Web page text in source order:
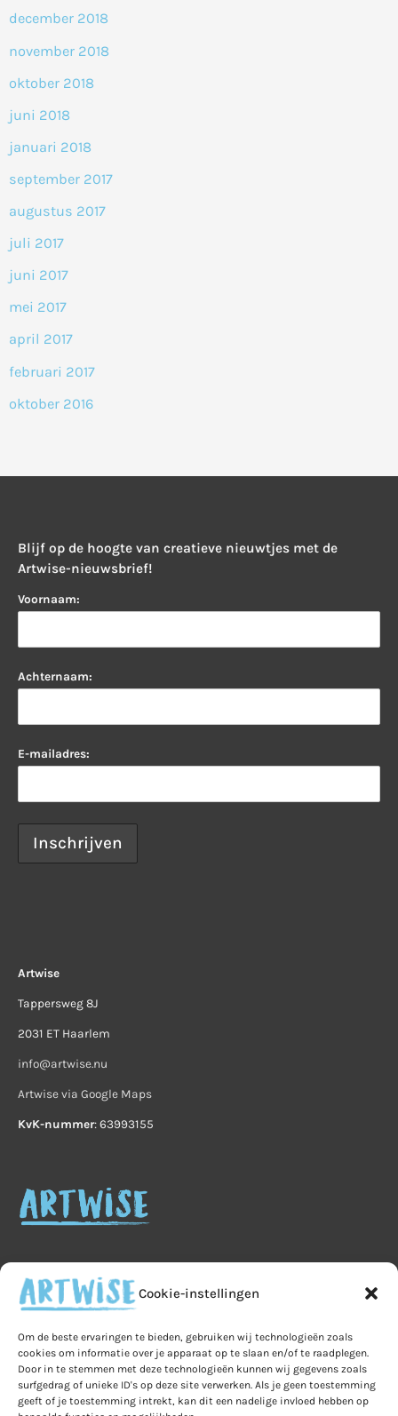
Cookie-instellingen
Om de beste ervaringen te bieden, gebruiken wij technologieën zoals
cookies om informatie over je apparaat op te slaan en/of te raadplegen.
Door in te stemmen met deze technologieën kunnen wij gegevens zoals
surfgedrag of unieke ID's op deze site verwerken. Als je geen toestemming
geeft of je toestemming intrekt, kan dit een nadelige invloed hebben op
december 2018
november 2018
oktober 2018
juni 2018
januari 2018
september 2017
augustus 2017
juli 2017
juni 2017
mei 2017
april 2017
februari 2017
oktober 2016
Blijf op de hoogte van creatieve nieuwtjes met de
Artwise-nieuwsbrief!
Voornaam:
Achternaam:
E-mailadres:
Artwise
Tappersweg 8J
2031 ET Haarlem
info@artwise.nu
Artwise via Google Maps
KvK-nummer: 63993155
Home Veelgestelde vragen
B2B
Privacy
Algemene voorwaarden
Privacy
Ruilen & retourneren